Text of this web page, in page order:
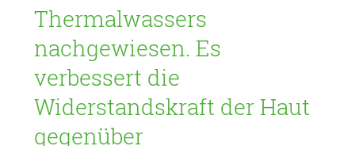
Thermalwassers
nachgewiesen. Es
verbessert die
Widerstandskraft der Haut
gegenüber